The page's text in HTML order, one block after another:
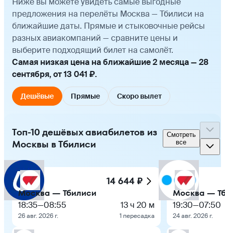
предложения на перелёты Москва — Тбилиси на
ближайшие даты. Прямые и стыковочные рейсы
разных авиакомпаний — сравните цены и
выберите подходящий билет на самолёт.
Самая низкая цена на ближайшие 2 месяца — 28
сентября, от 13 041 ₽.
Дешёвые Прямые Скоро вылет
Топ-10 дешёвых авиабилетов из
Москвы в Тбилиси
Смотреть
все
14 644 ₽
Москва — Тбилиси
18:35—08:55
26 авг. 2026 г.
13 ч 20 м
1 пересадка
Москва —
19:30—07:50
24 авг. 2026 г.